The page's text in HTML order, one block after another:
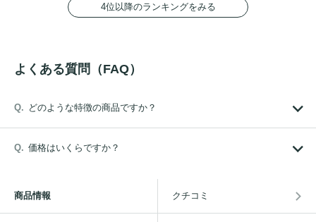
4位以降のランキングをみる
よくある質問（FAQ）
どのような特徴の商品ですか？
価格はいくらですか？
商品情報 クチコミ